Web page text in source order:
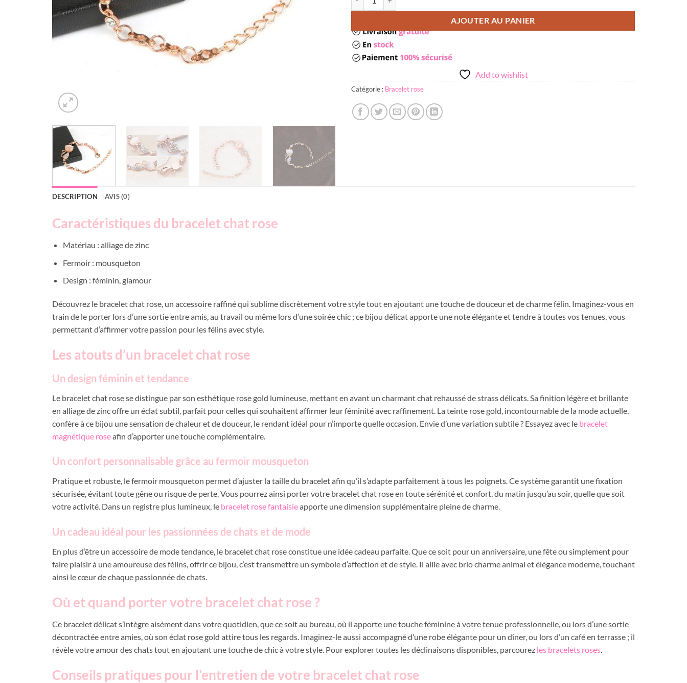
AJOUTER AU PANIER
Add to wishlist
Catégorie : Bracelet rose
DESCRIPTION AVIS (0)
Caractéristiques du bracelet chat rose
Matériau : alliage de zinc
Fermoir : mousqueton
Design : féminin, glamour
Découvrez le bracelet chat rose, un accessoire raffiné qui sublime discrètement votre style tout en ajoutant une touche de douceur et de charme félin. Imaginez-vous en
train de le porter lors d’une sortie entre amis, au travail ou même lors d’une soirée chic ; ce bijou délicat apporte une note élégante et tendre à toutes vos tenues, vous
permettant d’affirmer votre passion pour les félins avec style.
Les atouts d’un bracelet chat rose
Un design féminin et tendance
Le bracelet chat rose se distingue par son esthétique rose gold lumineuse, mettant en avant un charmant chat rehaussé de strass délicats. Sa finition légère et brillante
en alliage de zinc offre un éclat subtil, parfait pour celles qui souhaitent affirmer leur féminité avec raffinement. La teinte rose gold, incontournable de la mode actuelle,
confère à ce bijou une sensation de chaleur et de douceur, le rendant idéal pour n’importe quelle occasion. Envie d’une variation subtile ? Essayez avec le bracelet
magnétique roseafin d’apporter une touche complémentaire.
Un confort personnalisable grâce au fermoir mousqueton
Pratique et robuste, le fermoir mousqueton permet d’ajuster la taille du bracelet afin qu’il s’adapte parfaitement à tous les poignets. Ce système garantit une fixation
sécurisée, évitant toute gêne ou risque de perte. Vous pourrez ainsi porter votre bracelet chat rose en toute sérénité et confort, du matin jusqu’au soir, quelle que soit
votre activité. Dans un registre plus lumineux, le bracelet rose fantaisieapporte une dimension supplémentaire pleine de charme.
Un cadeau idéal pour les passionnées de chats et de mode
En plus d’être un accessoire de mode tendance, le bracelet chat rose constitue une idée cadeau parfaite. Que ce soit pour un anniversaire, une fête ou simplement pour
faire plaisir à une amoureuse des félins, offrir ce bijou, c’est transmettre un symbole d’affection et de style. Il allie avec brio charme animal et élégance moderne, touchant
ainsi le cœur de chaque passionnée de chats.
Où et quand porter votre bracelet chat rose ?
Ce bracelet délicat s’intègre aisément dans votre quotidien, que ce soit au bureau, où il apporte une touche féminine à votre tenue professionnelle, ou lors d’une sortie
décontractée entre amies, où son éclat rose gold attire tous les regards. Imaginez-le aussi accompagné d’une robe élégante pour un dîner, ou lors d’un café en terrasse ; il
révèle votre amour des chats tout en ajoutant une touche de chic à votre style. Pour explorer toutes les déclinaisons disponibles, parcourez les bracelets roses
Conseils pratiques pour l’entretien de votre bracelet chat rose